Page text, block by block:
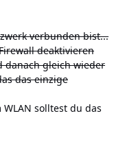
verbunden bist...
deaktivieren
danach gleich wieder
das einzige
solltest du das